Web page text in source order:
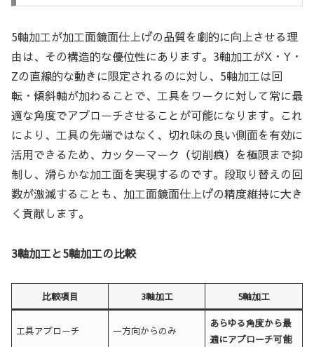
5軸加工が加工面鏡面仕上げの品質を劇的に向上させる理
由は、その構造的な優位性にあります。3軸加工がX・Y・
Zの直線的な動きに限定されるのに対し、5軸加工は回
転・傾斜軸が加わることで、工具をワークに対して常に最
適な角度でアプローチさせることが可能になります。これ
により、工具の先端ではなく、切れ味の良い側面を有効に
活用できるため、カッターマーク（切削痕）を極限まで抑
制し、滑らかな加工面を実現するのです。段取り替えの回
数が激減することも、加工面鏡面仕上げの精度維持に大き
く貢献します。
3軸加工と5軸加工の比較
比較項目 3軸加工 5軸加工
工具アプローチ 一方向からのみ
あらゆる角度から最
適にアプローチ可能